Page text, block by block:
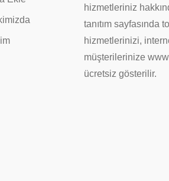
hizmetleriniz
tanıtım sayfasında
hizmetlerinizi,
müşterilerinize
ücretsiz gösterilir.